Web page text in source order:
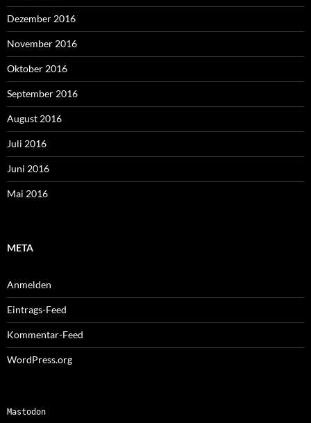
Dezember 2016
November 2016
Oktober 2016
September 2016
August 2016
Juli 2016
Juni 2016
Mai 2016
META
Anmelden
Eintrags-Feed
Kommentar-Feed
WordPress.org
Mastodon